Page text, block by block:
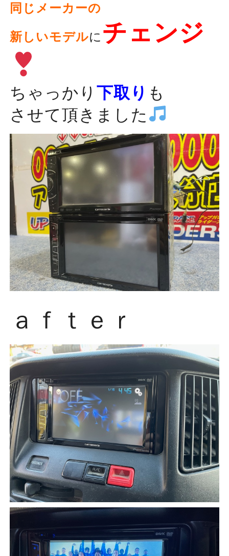
同じメーカーの
新しいモデルに チェンジ
ちゃっかり 下取り も
させて頂きました
ａｆｔｅｒ